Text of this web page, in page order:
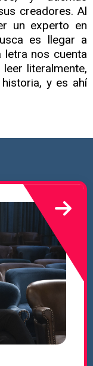
creadores. Al
un experto en
es llegar a
nos cuenta
literalmente,
y es ahí